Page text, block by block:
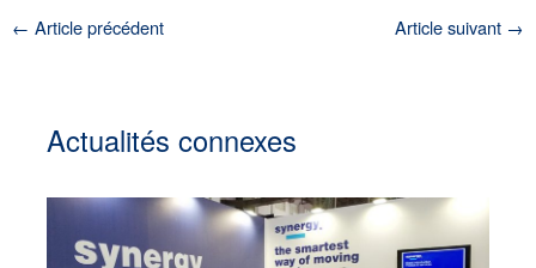
← Article précédent Article suivant →
Actualités connexes